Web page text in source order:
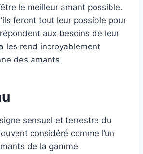
le meilleur amant possible.
feront tout leur possible pour
répondent aux besoins de leur
les rend incroyablement
des amants.
sensuel et terrestre du
considéré comme l’un
de la gamme